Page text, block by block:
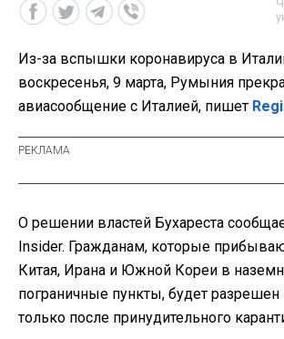
Из-за вспышки коронавируса в
воскресенья, 9 марта, Румыния
авиасообщение с Италией, пишет
О решении властей Бухареста
Insider. Гражданам, которые
Китая, Ирана и Южной Кореи в
пограничные пункты, будет разрешен
только после принудительного